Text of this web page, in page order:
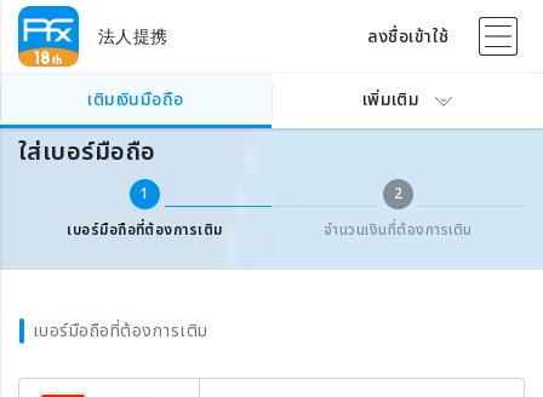
法人提携 ลงชื่อเข้าใช้
เติมเงินมือถือ เพิ่มเติม
เติมเงินเบอร์มือถือต่างประเทศ
ใส่เบอร์มือถือ
1
เบอร์มือถือที่ต้องการเติม
2
จำนวนเงินที่ต้องการเติม
เบอร์มือถือที่ต้องการเติม